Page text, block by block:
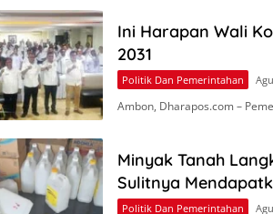
Ini Harapan Wali
2031
Politik Dan Pemerintahan
Ambon, Dharapos.com –
Minyak Tanah
Sulitnya
Politik Dan Pemerintahan